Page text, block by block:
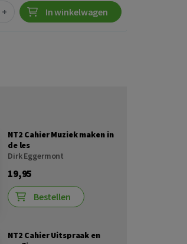
+ In winkelwagen
NT2 Cahier Muziek maken in
de les
Dirk Eggermont
19,95
Bestellen
NT2 Cahier Uitspraak en